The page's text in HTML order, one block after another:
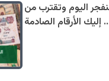
اليوم وتقترب من
إليك الأرقام الصادمة